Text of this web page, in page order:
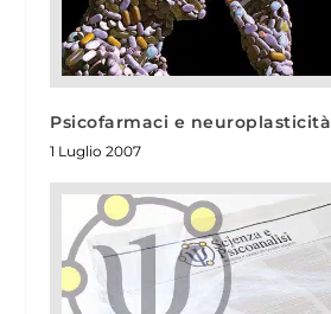
Psicofarmaci e neuroplasticità
1 Luglio 2007